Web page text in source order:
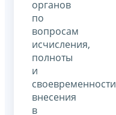
органов
по
вопросам
исчисления,
полноты
и
своевременности
внесения
в